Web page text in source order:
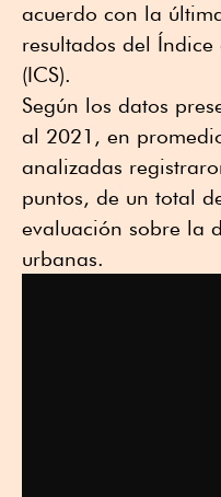
acuerdo con la
resultados del Índice
(ICS).
Según los datos
al 2021, en
analizadas
puntos, de un total
evaluación sobre la
urbanas.